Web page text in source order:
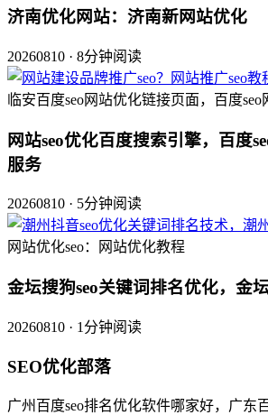
济南优化网站：济南新网站优化
20260810 · 8分钟阅读
临安百度seo网站优化链接页面，百度
网站seo优化百度搜索引擎，百度
服务
20260810 · 5分钟阅读
网站优化seo：网站优化教程
金坛搜狗seo关键词排名优化，金
20260810 · 1分钟阅读
SEO优化部落
广州百度seo排名优化软件哪家好，广东